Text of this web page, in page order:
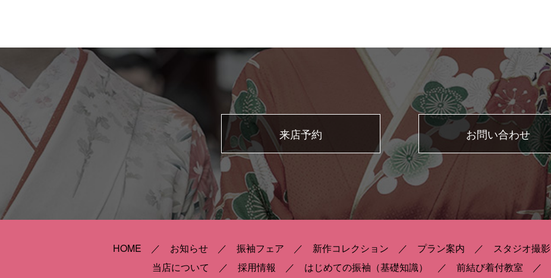
来店予約 お問い合わせ
HOME お知らせ 振袖フェア 新作コレクション プラン案内 スタジオ撮影
当店について
採用情報 はじめての振袖（基礎知識） 前結び着付教室